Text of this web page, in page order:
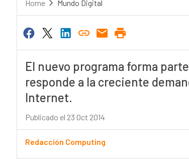
Home Mundo Digital
El nuevo programa forma
responde a la creciente
Internet.
Publicado el 23 Oct 2014
Redacción Computing